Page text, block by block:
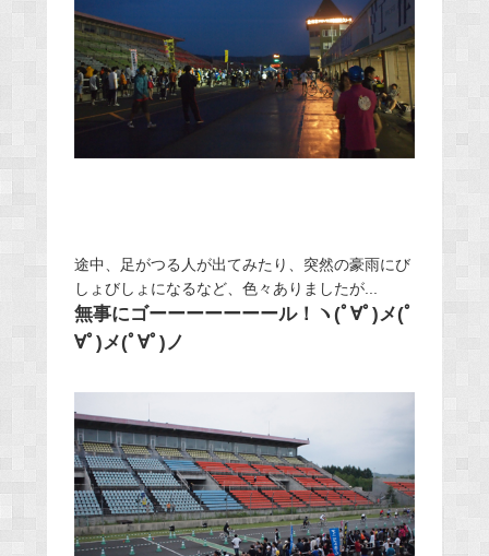
途中、足がつる人が出てみたり、突然の豪雨にび
しょびしょになるなど、色々ありましたが...
無事にゴーーーーーーール！ヽ(ﾟ∀ﾟ)メ(ﾟ
∀ﾟ)メ(ﾟ∀ﾟ)ノ